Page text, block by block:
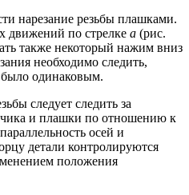
нарезание резьбы плашками.
движений по стрелке а (рис.
также некоторый нажим вниз
необходимо следить,
одинаковым.
следует следить за
и плашки по отношению к
осей и
детали контролируются
положения